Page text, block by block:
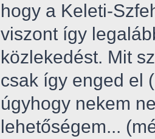
hogy a Keleti-
viszont így
közlekedést. Mit
csak így enged el
úgyhogy nekem
lehetőségem...